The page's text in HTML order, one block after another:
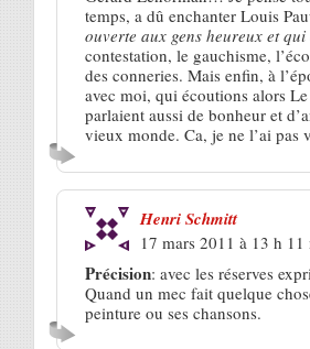
temps, a dû enchanter Louis
ouverte aux gens heureux et
contestation, le gauchisme,
des conneries. Mais enfin, à
avec moi, qui écoutions alors
parlaient aussi de bonheur et
vieux monde. Ca, je ne l’ai
Henri Schmitt
17 mars 2011 à 13 h 11
Précision: avec les réserves
Quand un mec fait quelque
peinture ou ses chansons.